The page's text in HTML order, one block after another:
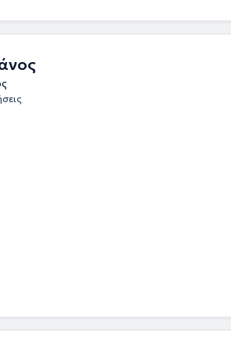
παράγοντες πλάσματος) στη Vitoria της Ισπανίας
στα Εμφυτεύματα ζιρκονίας στο Μόναχο της
εταιρείας "Identality", καθώς και πρέσβης για
Foundation.